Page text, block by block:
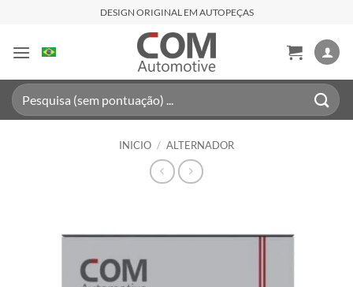
contenido
DESIGN ORIGINAL EM AUTOPEÇAS
Buscar
por:
INICIO / ALTERNADOR